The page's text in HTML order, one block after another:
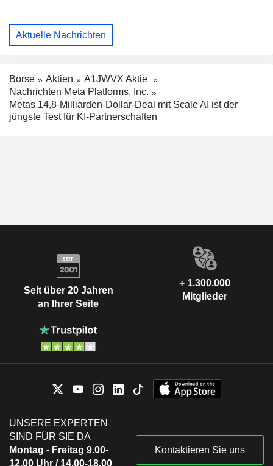
Aktuelle Nachrichten
Börse Aktien
A1JWVX Aktie
Nachrichten Meta Platforms, Inc.
Metas 14,8-Milliarden-Dollar-Deal mit Scale AI ist der
jüngste Test für KI-Partnerschaften
Seit über 20 Jahren
an Ihrer Seite
+ 1.300.000
Mitglieder
UNSERE EXPERTEN
SIND FÜR SIE DA
Montag - Freitag 9.00-
12.00 Uhr / 14.00-18.00
Kontaktieren Sie uns